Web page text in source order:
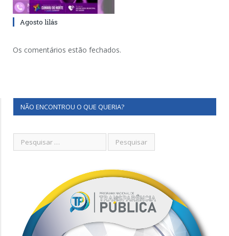
Agosto lilás
Os comentários estão fechados.
NÃO ENCONTROU O QUE QUERIA?